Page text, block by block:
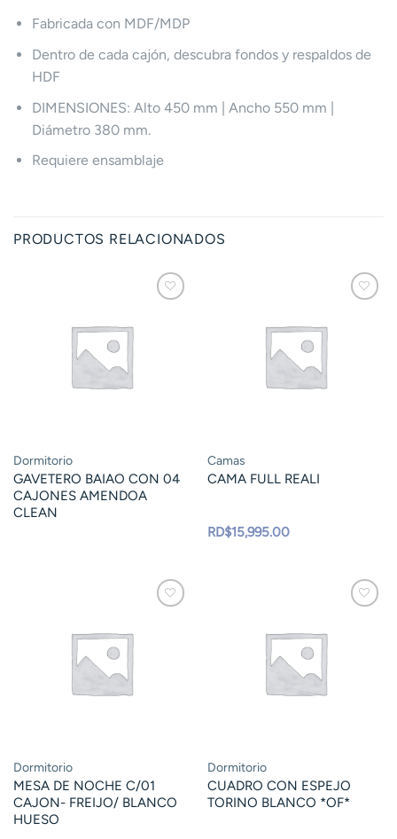
Fabricada con MDF/MDP
Dentro de cada cajón, descubra fondos y respaldos de
HDF
DIMENSIONES: Alto 450 mm | Ancho 550 mm |
Diámetro 380 mm.
Requiere ensamblaje
PRODUCTOS RELACIONADOS
Dormitorio
GAVETERO BAIAO CON 04
CAJONES AMENDOA
CLEAN
Camas
CAMA FULL REALI
RD$15,995.00
Dormitorio
MESA DE NOCHE C/01
CAJON- FREIJO/ BLANCO
HUESO
Dormitorio
CUADRO CON ESPEJO
TORINO BLANCO *OF*